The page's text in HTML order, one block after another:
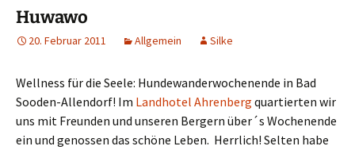
Huwawo
20. Februar 2011 Allgemein Silke
Wellness für die Seele: Hundewanderwochenende in Bad
Sooden-Allendorf! Im Landhotel Ahrenberg quartierten wir
uns mit Freunden und unseren Bergern über´s Wochenende
ein und genossen das schöne Leben. Herrlich! Selten habe